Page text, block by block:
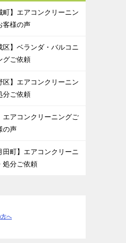
町】エアコンクリーニン
様の声
区】ベランダ・バルコニ
グご依頼
区】エアコンクリーニン
分ご依頼
エアコンクリーニングご
の声
田町】エアコンクリーニ
処分ご依頼
へ